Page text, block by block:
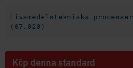
Livsmedelstekniska processer
(67.020)
Köp denna standard